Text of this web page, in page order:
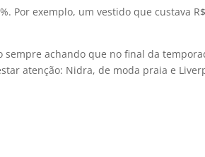
Por exemplo, um vestido que custava
sempre achando que no final da
atenção: Nidra, de moda praia e